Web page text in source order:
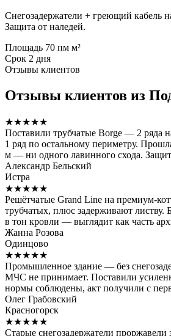
Снегозадержатели + греющий кабель
Защита от наледей.
Площадь 70 пм м²
Срок 2 дня
Отзывы клиентов
Отзывы клиентов из
★★★★★
Поставили трубчатые Borge — 2 ряда
1 ряд по остальному периметру.
м — ни одного лавинного схода.
Александр Бельский
Истра
★★★★★
Решётчатые Grand Line на премиум-
трубчатых, плюс задерживают листву.
в тон кровли — выглядит как часть
Жанна Розова
Одинцово
★★★★★
Промышленное здание — без
МЧС не принимает. Поставили
нормы соблюдены, акт получили с
Олег Грабовский
Красногорск
★★★★★
Старые снегозадержатели проржавели